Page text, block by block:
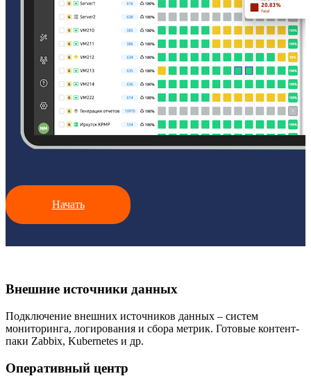
Начать
Внешние источники данных
Подключение внешних источников данных – систем
мониторинга, логирования и сбора метрик. Готовые контент-
паки Zabbix, Kubernetes и др.
Оперативный центр